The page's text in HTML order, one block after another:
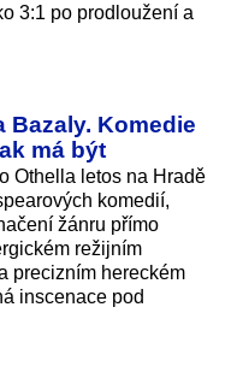
3:1 po prodloužení a
Bazaly. Komedie
má být
Othella letos na Hradě
komedií,
žánru přímo
režijním
precizním hereckém
inscenace pod